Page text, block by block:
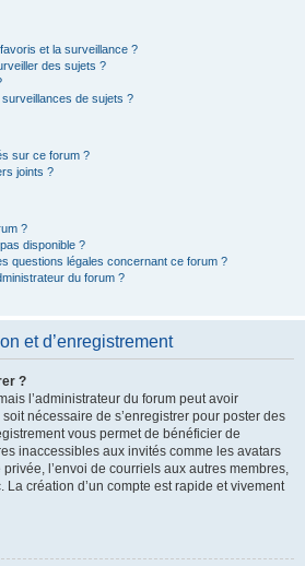
et la surveillance ?
des sujets ?
de sujets ?
sur ce forum ?
joints ?
?
disponible ?
questions légales concernant ce forum ?
du forum ?
et d’enregistrement
?
l’administrateur du forum peut avoir
nécessaire de s’enregistrer pour poster des
vous permet de bénéficier de
inaccessibles aux invités comme les avatars
l’envoi de courriels aux autres membres,
La création d’un compte est rapide et vivement